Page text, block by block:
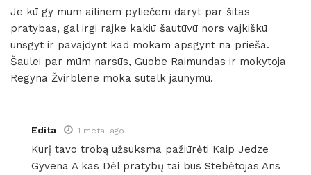
Je kū gy mum ailinem pyliečem daryt par šitas
pratybas, gal irgi rajke kakiū šautūvū nors vajkiškū
unsgyt ir pavajdynt kad mokam apsgynt na prieša.
Šaulei par mūm narsūs, Guobe Raimundas ir mokytoja
Regyna Žvirblene moka sutelk jaunymū.
Edita 1 metai ago
Kurį tavo trobą užsuksma pažiūrėti Kaip Jedze
Gyvena A kas Dėl pratybų tai bus Stebėtojas Ans